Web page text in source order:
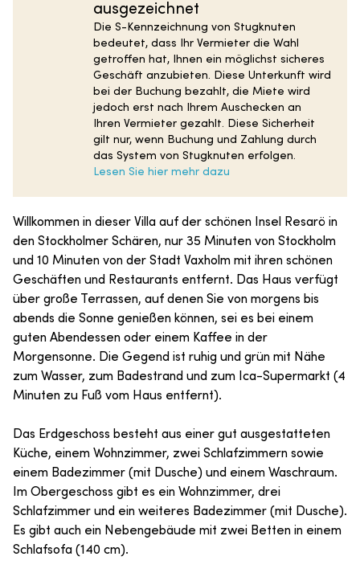
ausgezeichnet
Die S-Kennzeichnung von Stugknuten
bedeutet, dass Ihr Vermieter die Wahl
getroffen hat, Ihnen ein möglichst sicheres
Geschäft anzubieten. Diese Unterkunft wird
bei der Buchung bezahlt, die Miete wird
jedoch erst nach Ihrem Auschecken an
Ihren Vermieter gezahlt. Diese Sicherheit
gilt nur, wenn Buchung und Zahlung durch
das System von Stugknuten erfolgen.
Lesen Sie hier mehr dazu
Willkommen in dieser Villa auf der schönen Insel Resarö in
den Stockholmer Schären, nur 35 Minuten von Stockholm
und 10 Minuten von der Stadt Vaxholm mit ihren schönen
Geschäften und Restaurants entfernt. Das Haus verfügt
über große Terrassen, auf denen Sie von morgens bis
abends die Sonne genießen können, sei es bei einem
guten Abendessen oder einem Kaffee in der
Morgensonne. Die Gegend ist ruhig und grün mit Nähe
zum Wasser, zum Badestrand und zum Ica-Supermarkt (4
Minuten zu Fuß vom Haus entfernt).
Das Erdgeschoss besteht aus einer gut ausgestatteten
Küche, einem Wohnzimmer, zwei Schlafzimmern sowie
einem Badezimmer (mit Dusche) und einem Waschraum.
Im Obergeschoss gibt es ein Wohnzimmer, drei
Schlafzimmer und ein weiteres Badezimmer (mit Dusche).
Es gibt auch ein Nebengebäude mit zwei Betten in einem
Schlafsofa (140 cm).